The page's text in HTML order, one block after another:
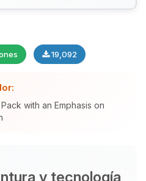
19,092
with an Emphasis on
y tecnología
con quien
tu pequeno